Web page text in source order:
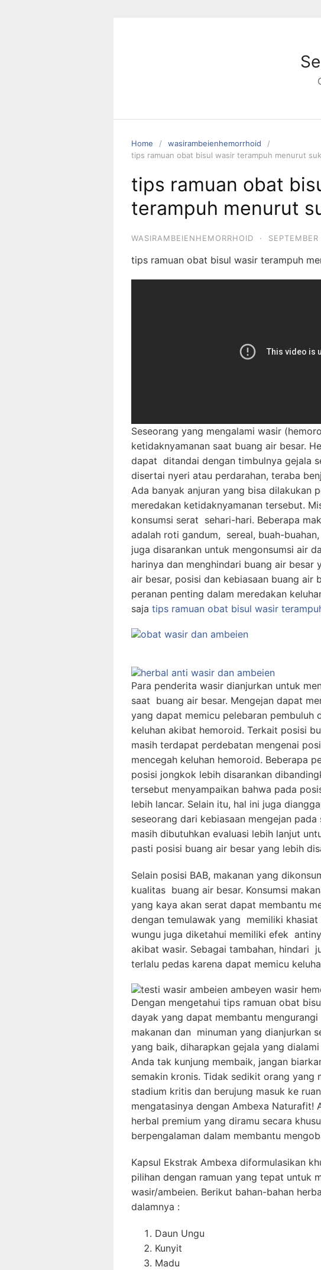
Home
wasirambeienhemorrhoid
tips ramuan obat bisul wasir terampuh menurut
tips ramuan obat
terampuh menurut
WASIRAMBEIENHEMORRHOID ·
tips ramuan obat bisul wasir terampuh
Seseorang yang mengalami wasir
ketidaknyamanan saat buang air besar.
dapat ditandai dengan timbulnya gejala
disertai nyeri atau perdarahan, teraba
Ada banyak anjuran yang bisa dilakukan
meredakan ketidaknyamanan tersebut.
konsumsi serat sehari-hari. Beberapa
adalah roti gandum, sereal, buah-
juga disarankan untuk mengonsumsi air
harinya dan menghindari buang air besar
air besar, posisi dan kebiasaan buang air
peranan penting dalam meredakan
saja tips ramuan obat bisul wasir
Para penderita wasir dianjurkan untuk
saat buang air besar. Mengejan dapat
yang dapat memicu pelebaran pembuluh
keluhan akibat hemoroid. Terkait posisi
masih terdapat perdebatan mengenai
mencegah keluhan hemoroid. Beberapa
posisi jongkok lebih disarankan
tersebut menyampaikan bahwa pada
lebih lancar. Selain itu, hal ini juga
seseorang dari kebiasaan mengejan
masih dibutuhkan evaluasi lebih lanjut
pasti posisi buang air besar yang lebih
Selain posisi BAB, makanan yang
kualitas buang air besar. Konsumsi
yang kaya akan serat dapat membantu
dengan temulawak yang memiliki khasiat
wungu juga diketahui memiliki efek
akibat wasir. Sebagai tambahan, hindari
terlalu pedas karena dapat memicu
Dengan mengetahui tips ramuan obat
dayak yang dapat membantu
makanan dan minuman yang dianjurkan
yang baik, diharapkan gejala yang
Anda tak kunjung membaik, jangan
semakin kronis. Tidak sedikit orang yang
stadium kritis dan berujung masuk ke
mengatasinya dengan Ambexa Naturafit!
herbal premium yang diramu secara
berpengalaman dalam membantu
Kapsul Ekstrak Ambexa diformulasikan
pilihan dengan ramuan yang tepat untuk
wasir/ambeien. Berikut bahan-bahan
dalamnya :
Daun Ungu
Kunyit
Madu